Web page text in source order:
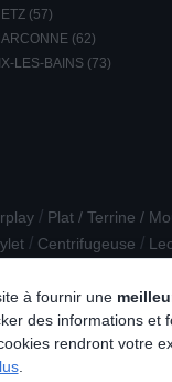
à fournir une
des informations et
rendront votre
.
(57)
(62)
LES-BAINS (73)
/ Plat / Terrine /
/ Centrifugeuse /